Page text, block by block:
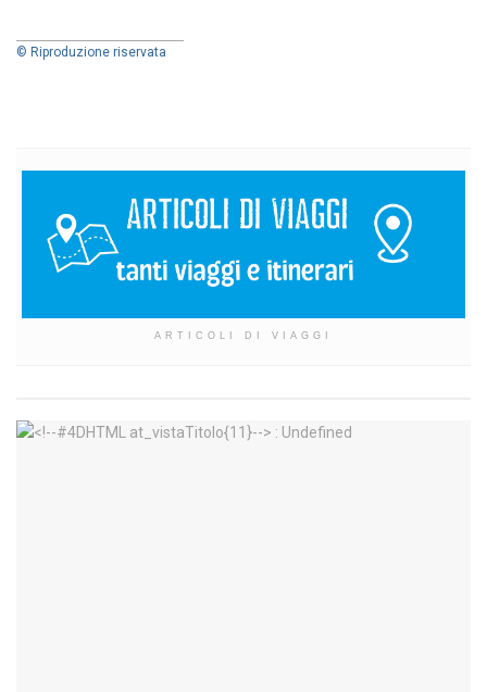
© Riproduzione riservata
ARTICOLI DI VIAGGI